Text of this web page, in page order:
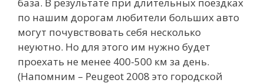
по нашим дорогам любители больших авто
могут почувствовать себя несколько
неуютно. Но для этого им нужно будет
проехать не менее 400-500 км за день.
(Напомним – Peugeot 2008 это городской